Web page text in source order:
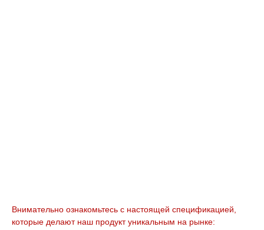
Внимательно ознакомьтесь с настоящей спецификацией,
которые делают наш продукт уникальным на рынке: